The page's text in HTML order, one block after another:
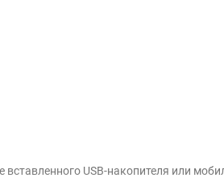
USB-накопителя или